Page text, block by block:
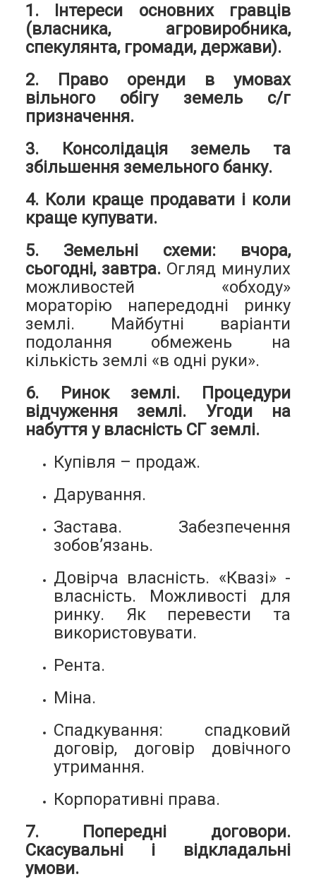
1. Інтереси основних гравців
(власника, агровиробника,
спекулянта, громади, держави).
2. Право оренди в умовах
вільного обігу земель с/г
призначення.
3. Консолідація земель та
збільшення земельного банку.
4. Коли краще продавати і коли
краще купувати.
5. Земельні схеми: вчора,
сьогодні, завтра. Огляд минулих
можливостей «обходу»
мораторію напередодні ринку
землі. Майбутні варіанти
подолання обмежень на
кількість землі «в одні руки».
6. Ринок землі. Процедури
відчуження землі. Угоди на
набуття у власність СГ землі.
Купівля – продаж.
Дарування.
Застава. Забезпечення
зобов’язань.
Довірча власність. «Квазі» -
власність. Можливості для
ринку. Як перевести та
використовувати.
Рента.
Міна.
Спадкування: спадковий
договір, договір довічного
утримання.
Корпоративні права.
7. Попередні договори.
Скасувальні і відкладальні
умови.